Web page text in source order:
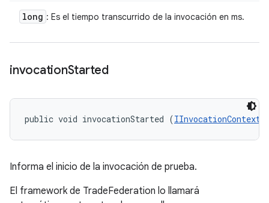
long : Es el tiempo transcurrido de la invocación en ms.
invocationStarted
public void invocationStarted (IInvocationContext
Informa el inicio de la invocación de prueba.
El framework de TradeFederation lo llamará